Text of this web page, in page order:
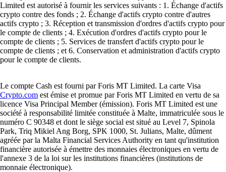
Limited est autorisé à fournir les services suivants : 1. Échange d'actifs
crypto contre des fonds ; 2. Échange d'actifs crypto contre d'autres
actifs crypto ; 3. Réception et transmission d'ordres d'actifs crypto pour
le compte de clients ; 4. Exécution d'ordres d'actifs crypto pour le
compte de clients ; 5. Services de transfert d'actifs crypto pour le
compte de clients ; et 6. Conservation et administration d'actifs crypto
pour le compte de clients.
Le compte Cash est fourni par Foris MT Limited. La carte Visa
Crypto.com est émise et promue par Foris MT Limited en vertu de sa
licence Visa Principal Member (émission). Foris MT Limited est une
société à responsabilité limitée constituée à Malte, immatriculée sous le
numéro C 90348 et dont le siège social est situé au Level 7, Spinola
Park, Triq Mikiel Ang Borg, SPK 1000, St. Julians, Malte, dûment
agréée par la Malta Financial Services Authority en tant qu'institution
financière autorisée à émettre des monnaies électroniques en vertu de
l'annexe 3 de la loi sur les institutions financières (institutions de
monnaie électronique).